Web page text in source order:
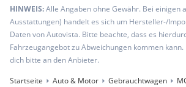
HINWEIS:Alle Angaben ohne Gewähr. Bei einigen
Ausstattungen) handelt es sich um Hersteller-/
Daten von Autovista. Bitte beachte, dass es
Fahrzeugangebot zu Abweichungen kommen
dich bitte an den Anbieter.
Startseite
Auto & Motor Gebrauchtwagen